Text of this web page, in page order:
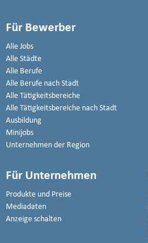
Für Bewerber
Alle Jobs
Alle Städte
Alle Berufe
Alle Berufe nach Stadt
Alle Tätigkeitsbereiche
Alle Tätigkeitsbereiche nach Stadt
Ausbildung
Minijobs
Unternehmen der Region
Für Unternehmen
Produkte und Preise
Mediadaten
Anzeige schalten